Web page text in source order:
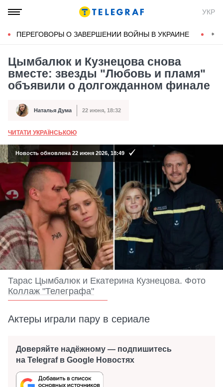
УКР
ПЕРЕГОВОРЫ О ЗАВЕРШЕНИИ ВОЙНЫ В УКРАИНЕ
Цымбалюк и Кузнецова снова
вместе: звезды "Любовь и пламя"
объявили о долгожданном финале
Автор Наталья Дума
Дата публикации 22 июня, 18:32
ЧИТАТИ УКРАЇНСЬКОЮ
Новость обновлена 22 июня 2026, 18:49
Тарас Цымбалюк и Екатерина Кузнецова. Фото
Коллаж "Телеграфа"
Актеры играли пару в сериале
Доверяйте надёжному — подпишитесь
на Telegraf в Google Новостях